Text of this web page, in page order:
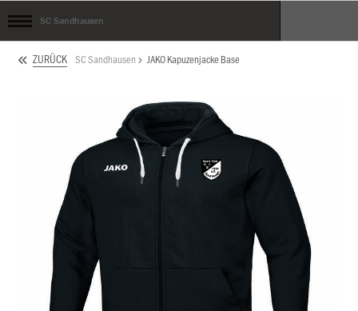
SC Sandhausen
ZURÜCK SC Sandhausen JAKO Kapuzenjacke Base